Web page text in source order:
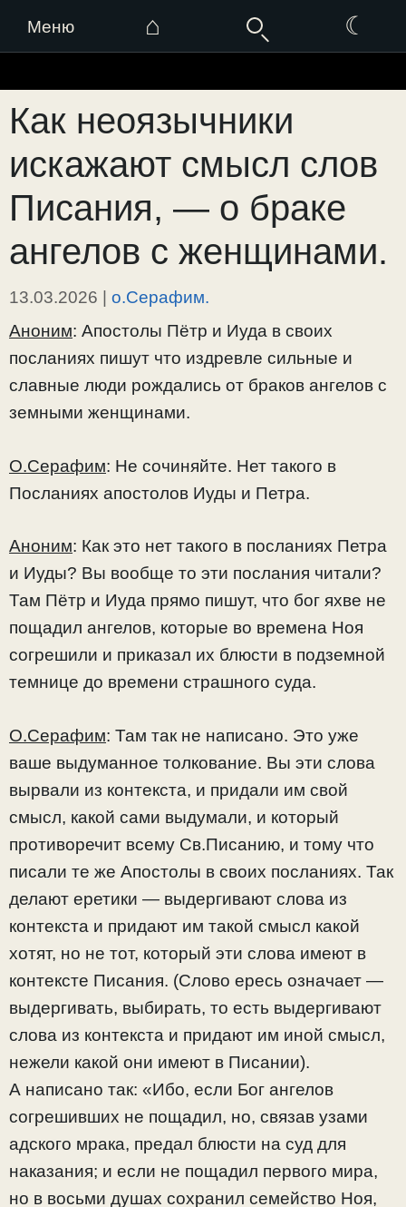
Меню ⌂ ☾
к
содержимому
Как неоязычники
искажают смысл слов
Писания, — о браке
ангелов с женщинами.
13.03.2026 | о.Серафим.
Аноним: Апостолы Пётр и Иуда в своих
посланиях пишут что издревле сильные и
славные люди рождались от браков ангелов с
земными женщинами.
О.Серафим: Не сочиняйте. Нет такого в
Посланиях апостолов Иуды и Петра.
Аноним: Как это нет такого в посланиях Петра
и Иуды? Вы вообще то эти послания читали?
Там Пётр и Иуда прямо пишут, что бог яхве не
пощадил ангелов, которые во времена Ноя
согрешили и приказал их блюсти в подземной
темнице до времени страшного суда.
О.Серафим: Там так не написано. Это уже
ваше выдуманное толкование. Вы эти слова
вырвали из контекста, и придали им свой
смысл, какой сами выдумали, и который
противоречит всему Св.Писанию, и тому что
писали те же Апостолы в своих посланиях. Так
делают еретики — выдергивают слова из
контекста и придают им такой смысл какой
хотят, но не тот, который эти слова имеют в
контексте Писания. (Слово ересь означает —
выдергивать, выбирать, то есть выдергивают
слова из контекста и придают им иной смысл,
нежели какой они имеют в Писании).
А написано так: «Ибо, если Бог ангелов
согрешивших не пощадил, но, связав узами
адского мрака, предал блюсти на суд для
наказания; и если не пощадил первого мира,
но в восьми душах сохранил семейство Ноя,